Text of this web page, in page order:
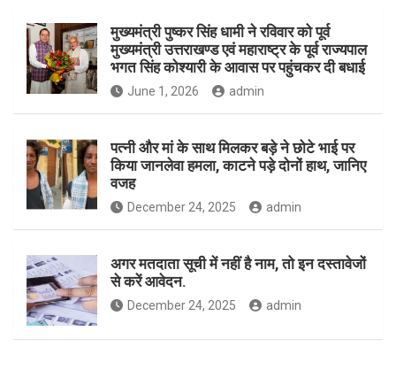
मुख्यमंत्री पुष्कर सिंह धामी ने रविवार को पूर्व
मुख्यमंत्री उत्तराखण्ड एवं महाराष्ट्र के पूर्व राज्यपाल
भगत सिंह कोश्यारी के आवास पर पहुंचकर दी बधाई
June 1, 2026 admin
पत्नी और मां के साथ मिलकर बड़े ने छोटे भाई पर
किया जानलेवा हमला, काटने पड़े दोनों हाथ, जानिए
वजह
December 24, 2025 admin
अगर मतदाता सूची में नहीं है नाम, तो इन दस्तावेजों
से करें आवेदन.
December 24, 2025 admin